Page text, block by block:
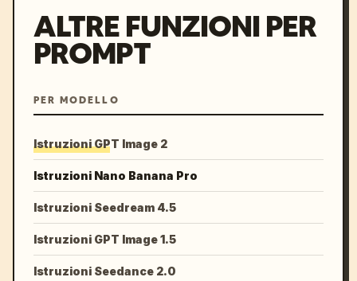
ALTRE FUNZIONI PER
PROMPT
PER MODELLO
Istruzioni GPT Image 2
Istruzioni Nano Banana Pro
Istruzioni Seedream 4.5
Istruzioni GPT Image 1.5
Istruzioni Seedance 2.0